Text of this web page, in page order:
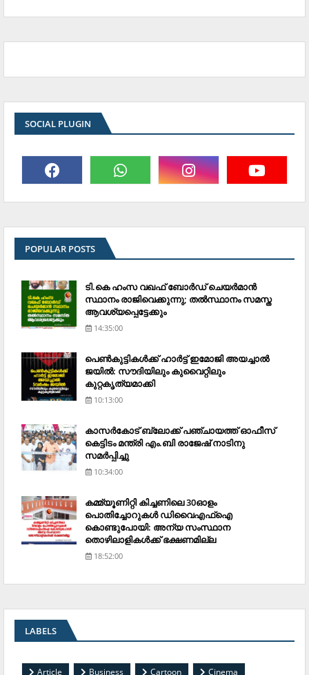
SOCIAL PLUGIN
POPULAR POSTS
ടി.കെ ഹംസ വഖഫ് ബോര്‍ഡ് ചെയര്‍മാന്‍
സ്ഥാനം രാജിവെക്കുന്നു; തല്‍സ്ഥാനം സമസ്ത
ആവശ്യപ്പെട്ടേക്കും
14:35:00
പെണ്‍കുട്ടികള്‍ക്ക് ഹാര്‍ട്ട് ഇമോജി അയച്ചാല്‍
ജയില്‍: സൗദിയിലും കുവൈറ്റിലും
കുറ്റകൃത്യമാക്കി
10:13:00
കാസര്‍കോട് ബ്ലോക്ക് പഞ്ചായത്ത് ഓഫീസ്
കെട്ടിടം മന്ത്രി എം.ബി രാജേഷ് നാടിനു
സമര്‍പ്പിച്ചു
10:34:00
കമ്മ്യൂണിറ്റി കിച്ചണിലെ 30ഓളം
പൊതിച്ചോറുകള്‍ ഡിവൈഎഫ്‌ഐ
കൊണ്ടുപോയി: അന്യ സംസ്ഥാന
തൊഴിലാളികള്‍ക്ക് ഭക്ഷണമില്ല
18:52:00
LABELS
Article Business Cartoon
Cinema